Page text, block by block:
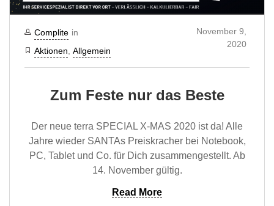
Complite in
Aktionen Allgemein
November 9,
2020
Zum Feste nur das Beste
Der neue terra SPECIAL X-MAS 2020 ist da! Alle
Jahre wieder SANTAs Preiskracher bei Notebook,
PC, Tablet und Co. für Dich zusammengestellt. Ab
14. November gültig.
Read More